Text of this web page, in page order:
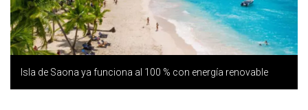
Isla de Saona ya funciona al 100 % con energía renovable